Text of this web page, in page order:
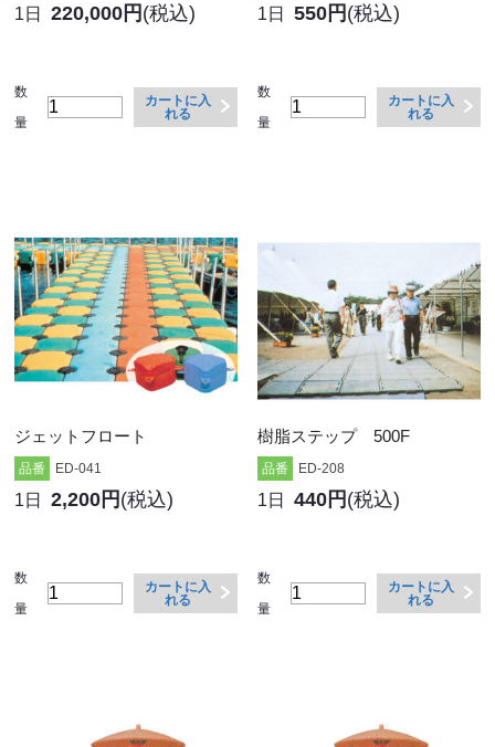
1日 220,000円 (税込)
数
量
カートに入
れる
1日 550円 (税込)
数
量
カートに入
れる
ジェットフロート
品番 ED-041
1日 2,200円 (税込)
数
量
カートに入
れる
樹脂ステップ 500F
品番 ED-208
1日 440円 (税込)
数
量
カートに入
れる